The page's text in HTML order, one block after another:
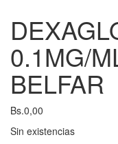
0.1MG/
BELFAR
Bs.0,00
Sin existencias